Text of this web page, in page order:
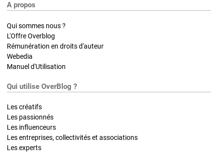
A propos
Qui sommes nous ?
L'Offre Overblog
Rémunération en droits d'auteur
Webedia
Manuel d'Utilisation
Qui utilise OverBlog ?
Les créatifs
Les passionnés
Les influenceurs
Les entreprises, collectivités et associations
Les experts